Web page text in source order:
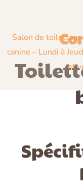
Salon de
canine – Lundi à
et